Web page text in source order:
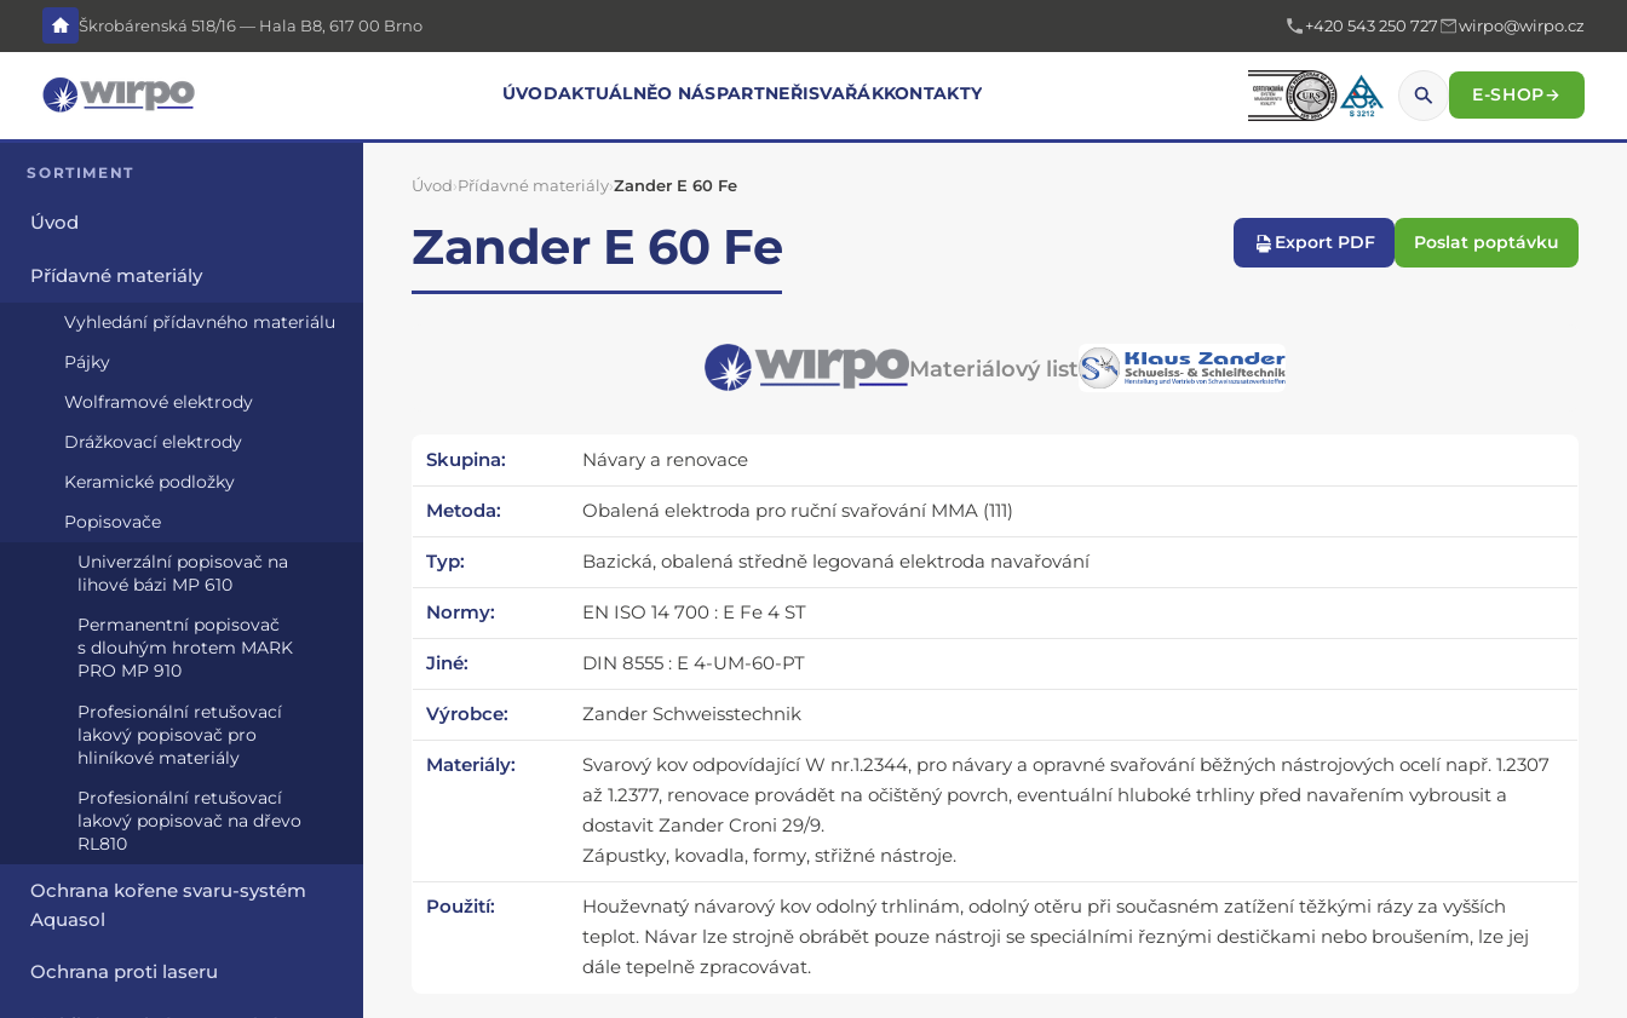
Škrobárenská 518/16 — Hala B8, 617 00 Brno +420 543 250 727 wirpo@wirpo.cz
ÚVODAKTUÁLNĚO NÁSPARTNEŘISVAŘÁKKONTAKTY E-SHOP→
SORTIMENT
Úvod
Přídavné materiály
Vyhledání přídavného materiálu
Pájky
Wolframové elektrody
Drážkovací elektrody
Keramické podložky
Popisovače
Univerzální popisovač na
lihové bázi MP 610
Permanentní popisovač
s dlouhým hrotem MARK
PRO MP 910
Profesionální retušovací
lakový popisovač pro
hliníkové materiály
Profesionální retušovací
lakový popisovač na dřevo
RL810
Ochrana kořene svaru-systém
Aquasol
Ochrana proti laseru
Úvod›Přídavné materiály›Zander E 60 Fe
Zander E 60 Fe Export PDF Poslat poptávku
Materiálový list
Skupina: Návary a renovace
Metoda: Obalená elektroda pro ruční svařování MMA (111)
Typ: Bazická, obalená středně legovaná elektroda navařování
Normy: EN ISO 14 700 : E Fe 4 ST
Jiné: DIN 8555 : E 4-UM-60-PT
Výrobce: Zander Schweisstechnik
Materiály:
Svarový kov odpovídající W nr.1.2344, pro návary a opravné svařování běžných nástrojových ocelí např. 1.2307
až 1.2377, renovace provádět na očištěný povrch, eventuální hluboké trhliny před navařením vybrousit a
dostavit Zander Croni 29/9.
Zápustky, kovadla, formy, střižné nástroje.
Použití:
Houževnatý návarový kov odolný trhlinám, odolný otěru při současném zatížení těžkými rázy za vyšších
teplot. Návar lze strojně obrábět pouze nástroji se speciálními řeznými destičkami nebo broušením, lze jej
dále tepelně zpracovávat.